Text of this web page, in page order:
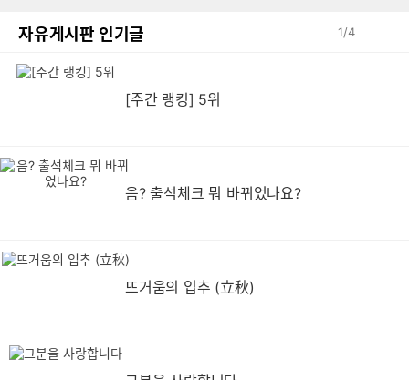
자유게시판 인기글 1/4
[주간 랭킹] 5위
음? 출석체크 뭐 바뀌었나요?
뜨거움의 입추 (立秋)